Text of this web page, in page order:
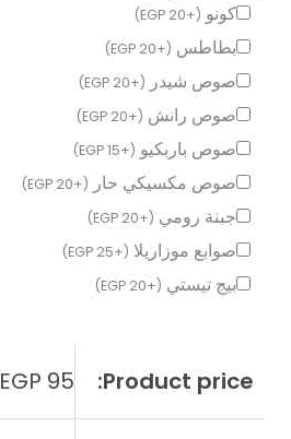
كونو (
+
20
EGP
)
بطاطس (
+
20
EGP
)
صوص شيدر (
+
20
EGP
)
صوص رانش (
+
20
EGP
)
صوص باربكيو (
+
15
EGP
)
صوص مكسيكي حار (
+
20
EGP
)
جبنة رومي (
+
20
EGP
)
صوابع موزاريلا (
+
25
EGP
)
بيج تيستي (
+
20
EGP
)
Product price:
95
EGP